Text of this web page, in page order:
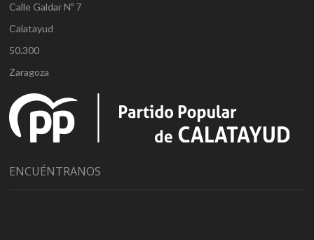
Calle Galdar Nº 7
Calatayud
50.300
Zaragoza
ENCUÉNTRANOS